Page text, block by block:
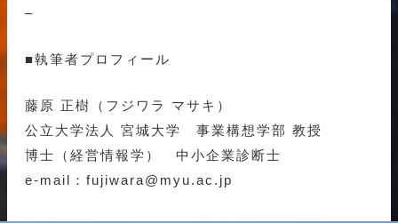
–
■執筆者プロフィール
藤原 正樹（フジワラ マサキ）
公立大学法人 宮城大学 事業構想学部 教授
博士（経営情報学） 中小企業診断士
e-mail：fujiwara@myu.ac.jp